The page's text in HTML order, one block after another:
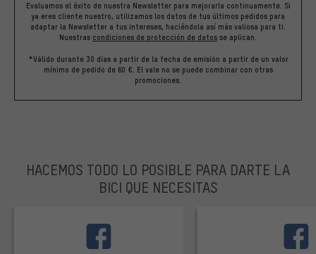
Evaluamos el éxito de nuestra Newsletter para mejorarla continuamente. Si
ya eres cliente nuestro, utilizamos los datos de tus últimos pedidos para
adaptar la Newsletter a tus intereses, haciéndola así más valiosa para ti.
Nuestras condiciones de protección de datos se aplican.
*Válido durante 30 días a partir de la fecha de emisión a partir de un valor
mínimo de pedido de 60 €. El vale no se puede combinar con otras
promociones.
HACEMOS TODO LO POSIBLE PARA DARTE LA
BICI QUE NECESITAS